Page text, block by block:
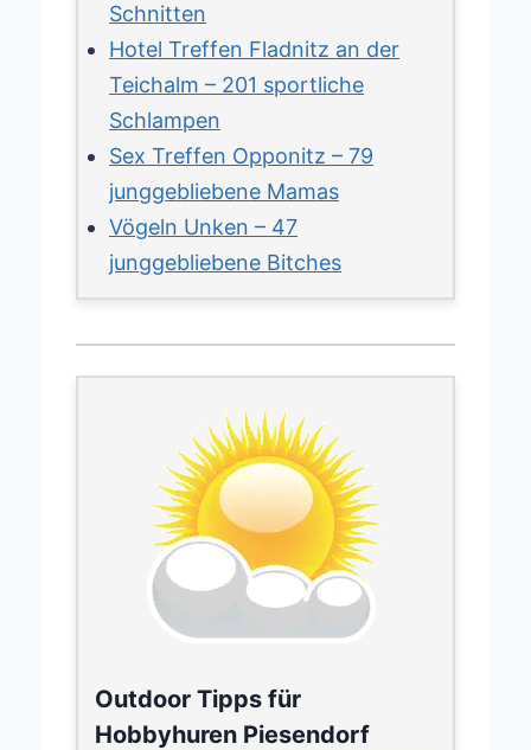
Schnitten
Hotel Treffen Fladnitz an der
Teichalm – 201 sportliche
Schlampen
Sex Treffen Opponitz – 79
junggebliebene Mamas
Vögeln Unken – 47
junggebliebene Bitches
Outdoor Tipps für
Hobbyhuren Piesendorf